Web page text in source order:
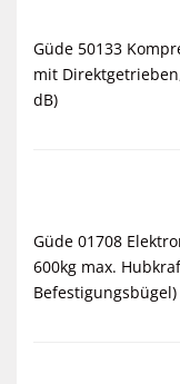
Güde 50133
mit
dB)
Güde 01708
600kg max.
Befestigungsbügel)